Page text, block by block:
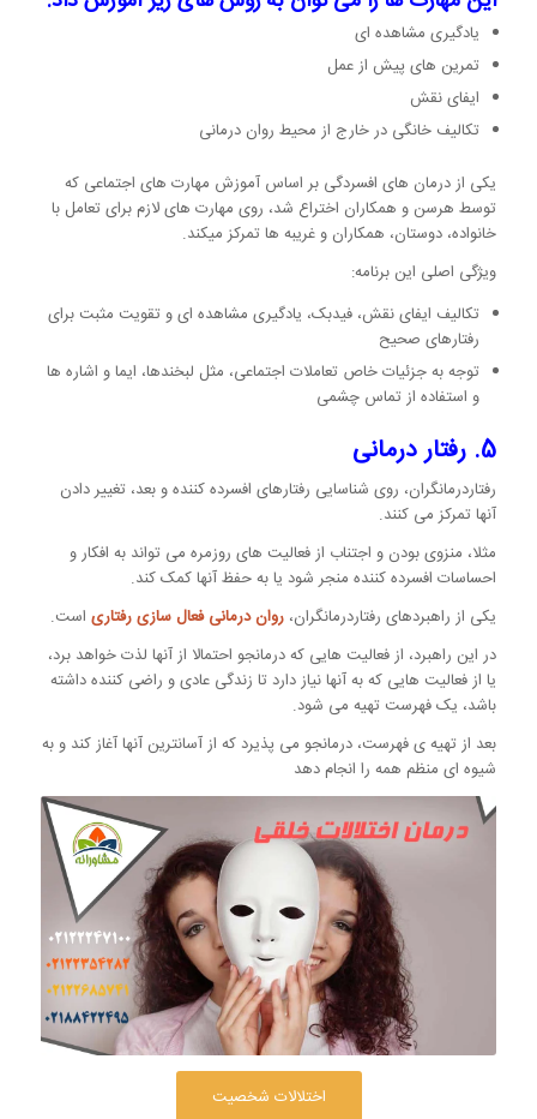
یادگیری مشاهده ای
تمرین های پیش از عمل
ایفای نقش
تکالیف خانگی در خارج از محیط روان درمانی
یکی از درمان های افسردگی بر اساس آموزش مهارت های اجتماعی که
توسط هرسن و همکاران اختراع شد، روی مهارت های لازم برای تعامل با
خانواده، دوستان، همکاران و غریبه ها تمرکز میکند.
ویژگی اصلی این برنامه:
تکالیف ایفای نقش، فیدبک، یادگیری مشاهده ای و تقویت مثبت برای
رفتارهای صحیح
توجه به جزئیات خاص تعاملات اجتماعی، مثل لبخندها، ایما و اشاره ها
و استفاده از تماس چشمی
5. رفتار درمانی
رفتاردرمانگران، روی شناسایی رفتارهای افسرده کننده و بعد، تغییر دادن
آنها تمرکز می کنند.
مثلا، منزوی بودن و اجتناب از فعالیت های روزمره می تواند به افکار و
احساسات افسرده کننده منجر شود یا به حفظ آنها کمک کند.
یکی از راهبردهای رفتاردرمانگران، روان درمانی فعال سازی رفتاریاست.
در این راهبرد، از فعالیت هایی که درمانجو احتمالا از آنها لذت خواهد برد،
یا از فعالیت هایی که به آنها نیاز دارد تا زندگی عادی و راضی کننده داشته
باشد، یک فهرست تهیه می شود.
بعد از تهیه ی فهرست، درمانجو می پذیرد که از آسانترین آنها آغاز کند و به
شیوه ای منظم همه را انجام دهد
اختلالات شخصیت